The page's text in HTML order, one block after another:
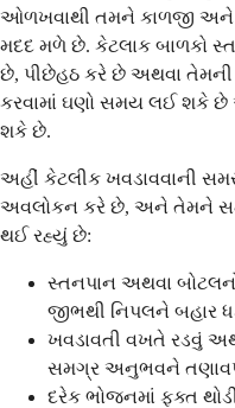
ઓળખવાથી તમને કાળજી અને
મદદ મળે છે. કેટલાક બાળકો
છે, પીછેહઠ કરે છે અથવા
કરવામાં ઘણો સમય લઈ શકે છે
શકે છે.
અહીં કેટલીક ખવડાવવાની
અવલોકન કરે છે, અને તેમને
થઈ રહ્યું છે:
સ્તનપાન અથવા
જીભથી નિપલને બહાર
ખવડાવતી વખતે રડવું
સમગ્ર અનુભવને
દરેક ભોજનમાં ફક્ત